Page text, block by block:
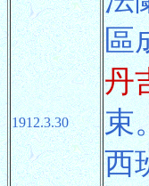
1912.3.30
區
丹
束
西